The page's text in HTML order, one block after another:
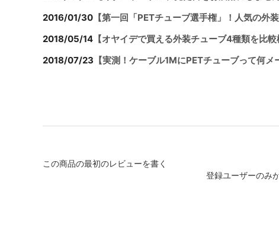
2016/01/30 【第一回「PETチューブ選手権」！人気の外
2018/05/14 【オヤイデで買える外装チューブ4種類を比較
2018/07/23 【実測！ケーブル1MにPETチューブって何メ
この商品の最初のレビューを書く
登録ユーザーのみ